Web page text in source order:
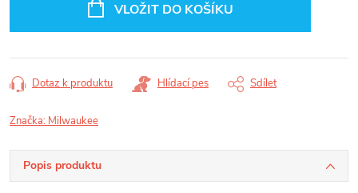
VLOŽIT DO KOŠÍKU
Dotaz k produktu Hlídací pes Sdílet
Značka: Milwaukee
Popis produktu